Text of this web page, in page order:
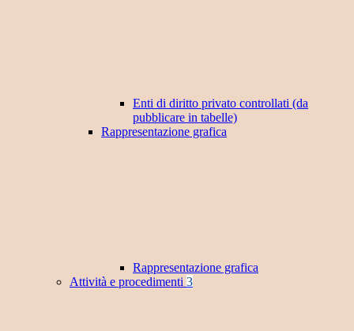
Enti di diritto privato controllati (da
pubblicare in tabelle)
Rappresentazione grafica
Rappresentazione grafica
Attività e procedimenti 3